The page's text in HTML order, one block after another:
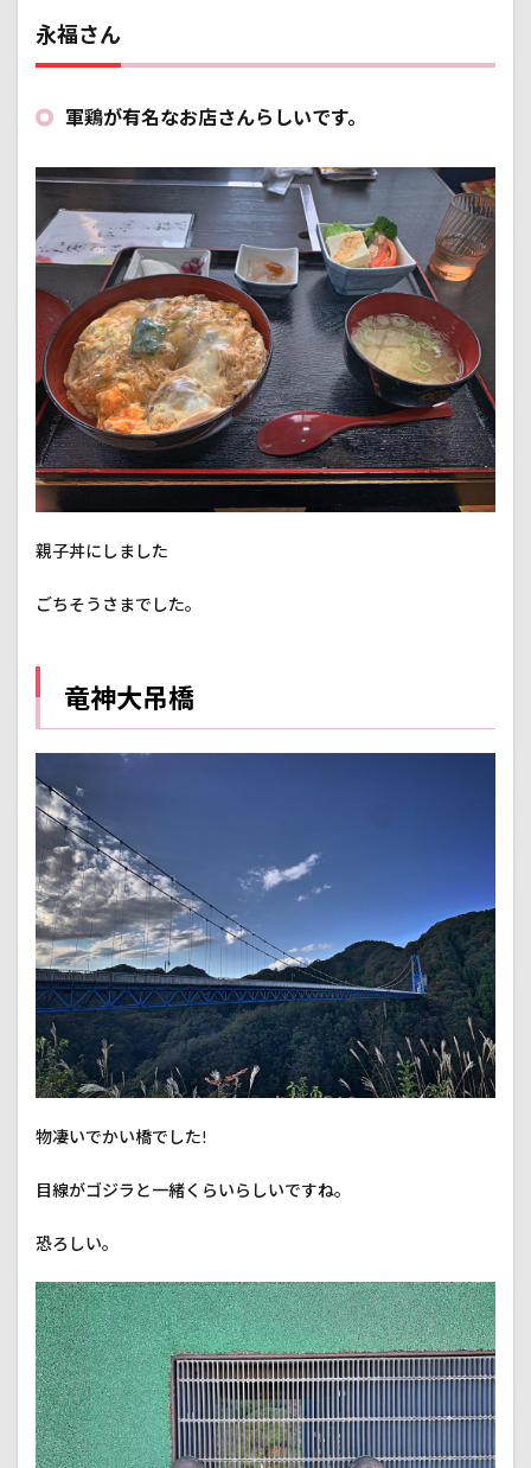
永福さん
軍鶏が有名なお店さんらしいです。
親子丼にしました
ごちそうさまでした。
竜神大吊橋
物凄いでかい橋でした!
目線がゴジラと一緒くらいらしいですね。
恐ろしい。